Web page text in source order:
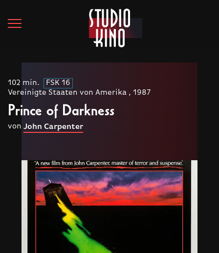
102 min.
FSK 16
Vereinigte Staaten von Amerika , 1987
Prince of Darkness
von John Carpenter